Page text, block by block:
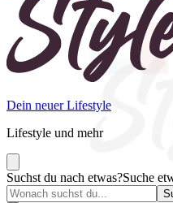
Dein neuer Lifestyle
Lifestyle und mehr
Suchst du nach etwas?Suche